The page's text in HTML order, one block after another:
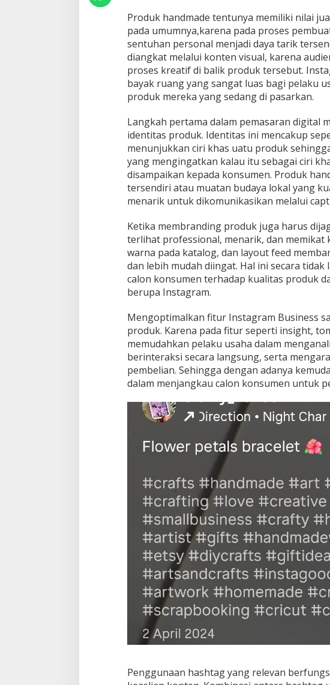
Produk handmade tentunya memiliki nilai
pada umumnya,karena pada proses
sentuhan personal menjadi daya tarik
diangkat melalui konten visual, karena
proses kreatif di balik produk tersebut.
bayak ruang yang sangat luas bagi pelaku
produk mereka yang sedang di pasarkan.
Langkah pertama dalam pemasaran digital
identitas produk. Identitas ini mencakup
menunjukkan ciri khas uatu produk
yang mengingatkan kalau itu sebagai ciri
disampaikan kepada konsumen. Produk
tersendiri atau muatan budaya lokal yang
menarik untuk dikomunikasikan melalui
Ketika membranding produk juga harus
terlihat professional, menarik, dan memikat
warna pada katalog, dan layout feed
dan lebih mudah diingat. Hal ini secara
calon konsumen terhadap kualitas produk
berupa Instagram.
Mengoptimalkan fitur Instagram Business
produk. Karena pada fitur seperti insight,
memudahkan pelaku usaha dalam
berinteraksi secara langsung, serta
pembelian. Sehingga dengan adanya
dalam menjangkau calon konsumen untuk
Penggunaan hashtag yang relevan